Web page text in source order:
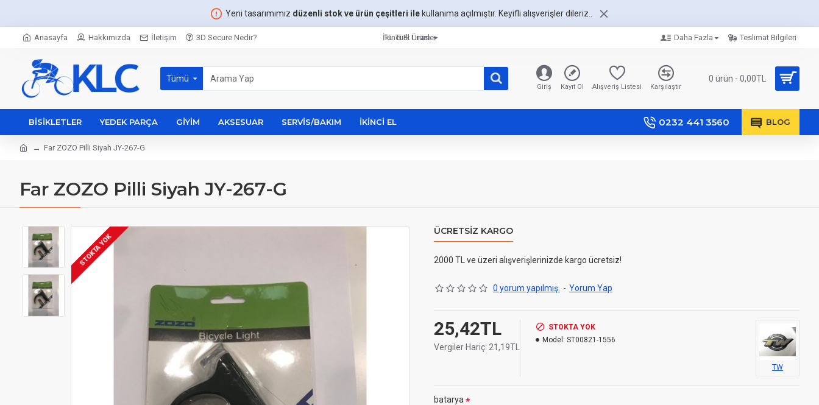
Yeni tasarımımız düzenli stok ve ürün çeşitleri ilekullanıma açılmıştır. Keyifli alışverişler dileriz..
Anasayfa Hakkımızda İletişim 3D Secure Nedir? İkinci El Ürünler
TL Türk Lirası Daha Fazla Teslimat Bilgileri
Tümü
Giriş Kayıt Ol Alışveriş Listesi Karşılaştır
0 ürün - 0,00TL
BISIKLETLER YEDEK PARÇA GIYIM AKSESUAR SERVIS/BAKIM İKINCI EL 0232 441 3560 BLOG
Far ZOZO Pilli Siyah JY-267-G
Far ZOZO Pilli Siyah JY-267-G
STOKTA YOK
ÜCRETSIZ KARGO
2000 TL ve üzeri alışverişlerinizde kargo ücretsiz!
0 yorum yapılmış. - Yorum Yap
25,42TL
Vergiler Hariç: 21,19TL
STOKTA YOK
Model: ST00821-1556
TW
batarya